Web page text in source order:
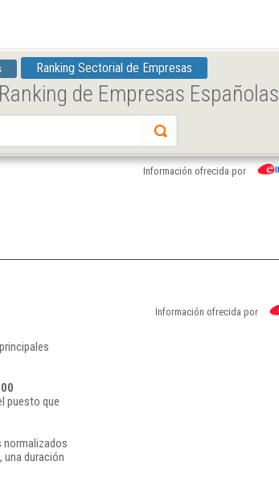
Ranking Sectorial de Empresas
de Empresas Españolas
Información ofrecida por
Información ofrecida por
puesto que
normalizados
una duración